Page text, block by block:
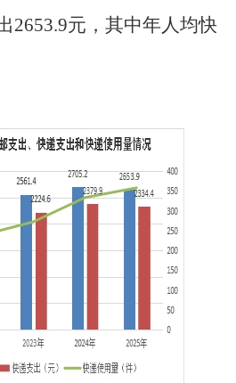
2653.9元，其中年人均快